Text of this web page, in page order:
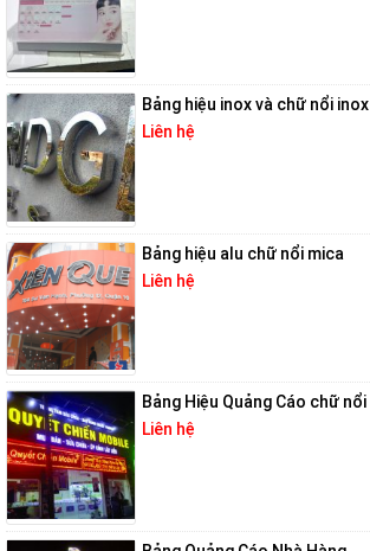
Bảng hiệu inox và chữ nổi inox
Liên hệ
Bảng hiệu alu chữ nổi mica
Liên hệ
Bảng Hiệu Quảng Cáo chữ nổi
Liên hệ